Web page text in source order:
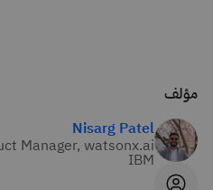
مؤلف
Nisarg Patel
Manager, watsonx.ai
IBM